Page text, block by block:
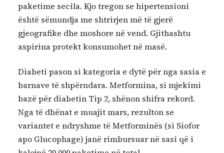
paketime secila. Kjo tregon se hipertensioni
është sëmundja me shtrirjen më të gjerë
gjeografike dhe moshore në vend. Gjithashtu
aspirina protekt konsumohet në masë.
Diabeti pason si kategoria e dytë për nga sasia e
barnave të shpërndara. Metformina, si mjekimi
bazë për diabetin Tip 2, shënon shifra rekord.
Nga të dhënat e muajit mars, rezulton se
variantet e ndryshme të Metforminës (si Siofor
apo Glucophage) janë rimbursuar në sasi që i